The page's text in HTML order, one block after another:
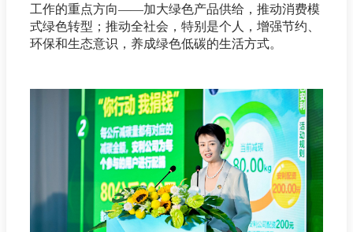
工作的重点方向——加大绿色产品供给，推动消费模
式绿色转型；推动全社会，特别是个人，增强节约、
环保和生态意识，养成绿色低碳的生活方式。